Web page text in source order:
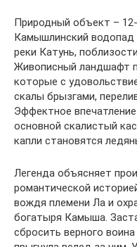
Природный объект –
Камышлинский водопад
реки Катунь,
Живописный ландшафт
которые с
скалы брызгами,
Эффектное
основной скалистый
капли становятся
Легенда объясняет
романтической
вождя племени Ла и
богатыря Камыша.
сбросить верного